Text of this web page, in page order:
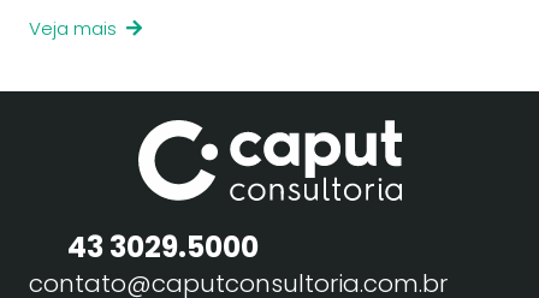
Veja mais
43 3029.5000
contato@caputconsultoria.com.br